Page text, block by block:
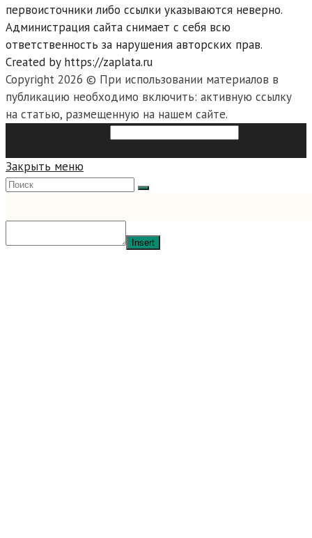
первоисточники либо ссылки указываются неверно.
Администрация сайта снимает с себя всю
ответственность за нарушения авторских прав.
Created by https://zaplata.ru
Copyright 2026 © При использовании материалов в
публикацию необходимо включить: активную ссылку
на статью, размещенную на нашем сайте.
Закрыть меню
Insert